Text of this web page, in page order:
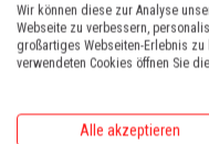
FORST &
AUTOMOWER
PORTABLE WINCH
Automower Kundendienst
Wir können diese zur Analyse
Webseite zu verbessern,
großartiges Webseiten-Erlebnis
verwendeten Cookies öffnen Sie
Alle akzeptieren